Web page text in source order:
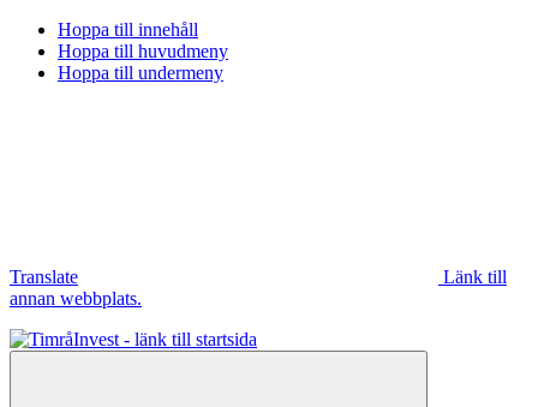
Hoppa till innehåll
Hoppa till huvudmeny
Hoppa till undermeny
Translate
Länk till
annan webbplats.